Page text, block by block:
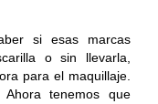
si esas marcas
o sin llevarla,
para el maquillaje.
Ahora tenemos que